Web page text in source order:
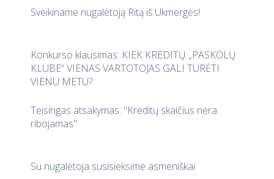
Sveikiname nugalėtoją Ritą iš Ukmergės!
Konkurso klausimas: KIEK KREDITŲ „PASKOLŲ
KLUBE“ VIENAS VARTOTOJAS GALI TURĖTI
VIENU METU?
Teisingas atsakymas: "Kreditų skaičius nėra
ribojamas"
Su nugalėtoja susisieksime asmeniškai.